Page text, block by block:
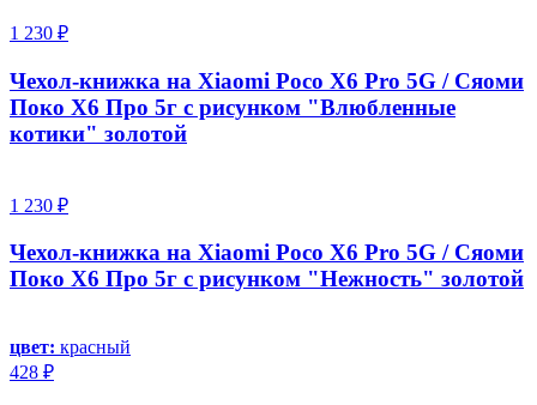
1 230 ₽
Чехол-книжка на Xiaomi Poco X6 Pro 5G / Сяоми
Поко Х6 Про 5г с рисунком "Влюбленные
котики" золотой
1 230 ₽
Чехол-книжка на Xiaomi Poco X6 Pro 5G / Сяоми
Поко Х6 Про 5г с рисунком "Нежность" золотой
цвет: красный
428 ₽